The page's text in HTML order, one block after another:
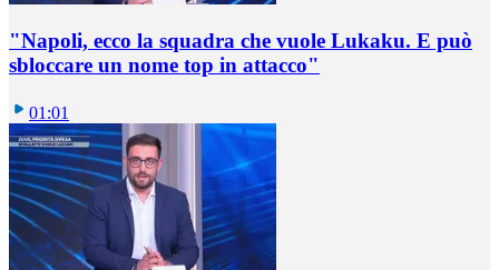
"Napoli, ecco la squadra che vuole Lukaku. E può
sbloccare un nome top in attacco"
01:01